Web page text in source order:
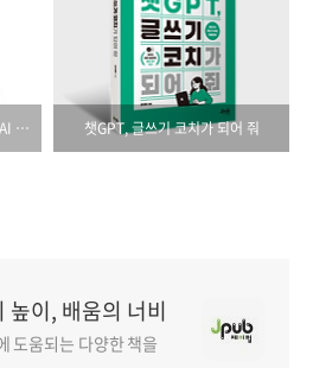
7가지 프로젝트로 배우는 LLM AI 에이전트 개발 챗GPT, 글쓰기 코치가 되어 줘
높이, 배움의 너비
도움되는 다양한 책을